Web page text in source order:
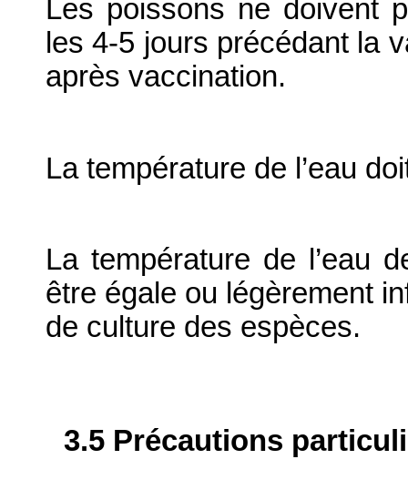
Les poissons ne doivent
les 4-5 jours précédant la
après vaccination.
La température de l’eau
La température de l’eau
être égale ou légèrement
de culture des espèces.
3.5 Précautions